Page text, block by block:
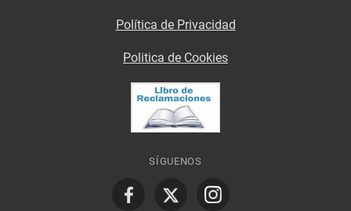
Política de Privacidad
Politica de Cookies
SÍGUENOS